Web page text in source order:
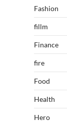
Fashion
fillm
Finance
fire
Food
Health
Hero